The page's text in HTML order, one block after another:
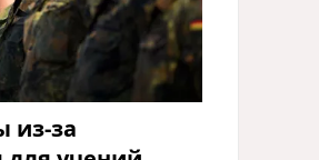
из-за